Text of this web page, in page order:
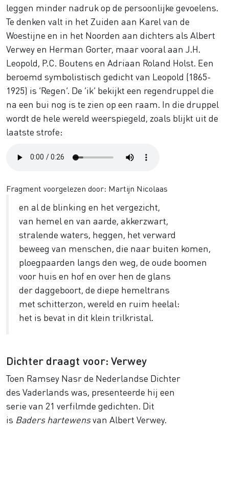
leggen minder nadruk op de persoonlijke gevoelens.
Te denken valt in het Zuiden aan Karel van de
Woestijne en in het Noorden aan dichters als Albert
Verwey en Herman Gorter, maar vooral aan J.H.
Leopold, P.C. Boutens en Adriaan Roland Holst. Een
beroemd symbolistisch gedicht van Leopold (1865-
1925) is ‘Regen’. De ‘ik’ bekijkt een regendruppel die
na een bui nog is te zien op een raam. In die druppel
wordt de hele wereld weerspiegeld, zoals blijkt uit de
laatste strofe:
file
Fragment voorgelezen door: Martijn Nicolaas
en al de blinking en het vergezicht,
van hemel en van aarde, akkerzwart,
stralende waters, heggen, het verward
beweeg van menschen, die naar buiten komen,
ploegpaarden langs den weg, de oude boomen
voor huis en hof en over hen de glans
der daggeboort, de diepe hemeltrans
met schitterzon, wereld en ruim heelal:
het is bevat in dit klein trilkristal.
Dichter draagt voor: Verwey
Toen Ramsey Nasr de Nederlandse Dichter
des Vaderlands was, presenteerde hij een
serie van 21 verfilmde gedichten. Dit
is Baders hartewensvan Albert Verwey.